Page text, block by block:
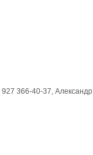
927 366-40-37, Александр